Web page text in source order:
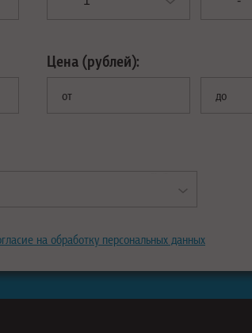
Цена (рублей):
от до
на обработку персональных данных